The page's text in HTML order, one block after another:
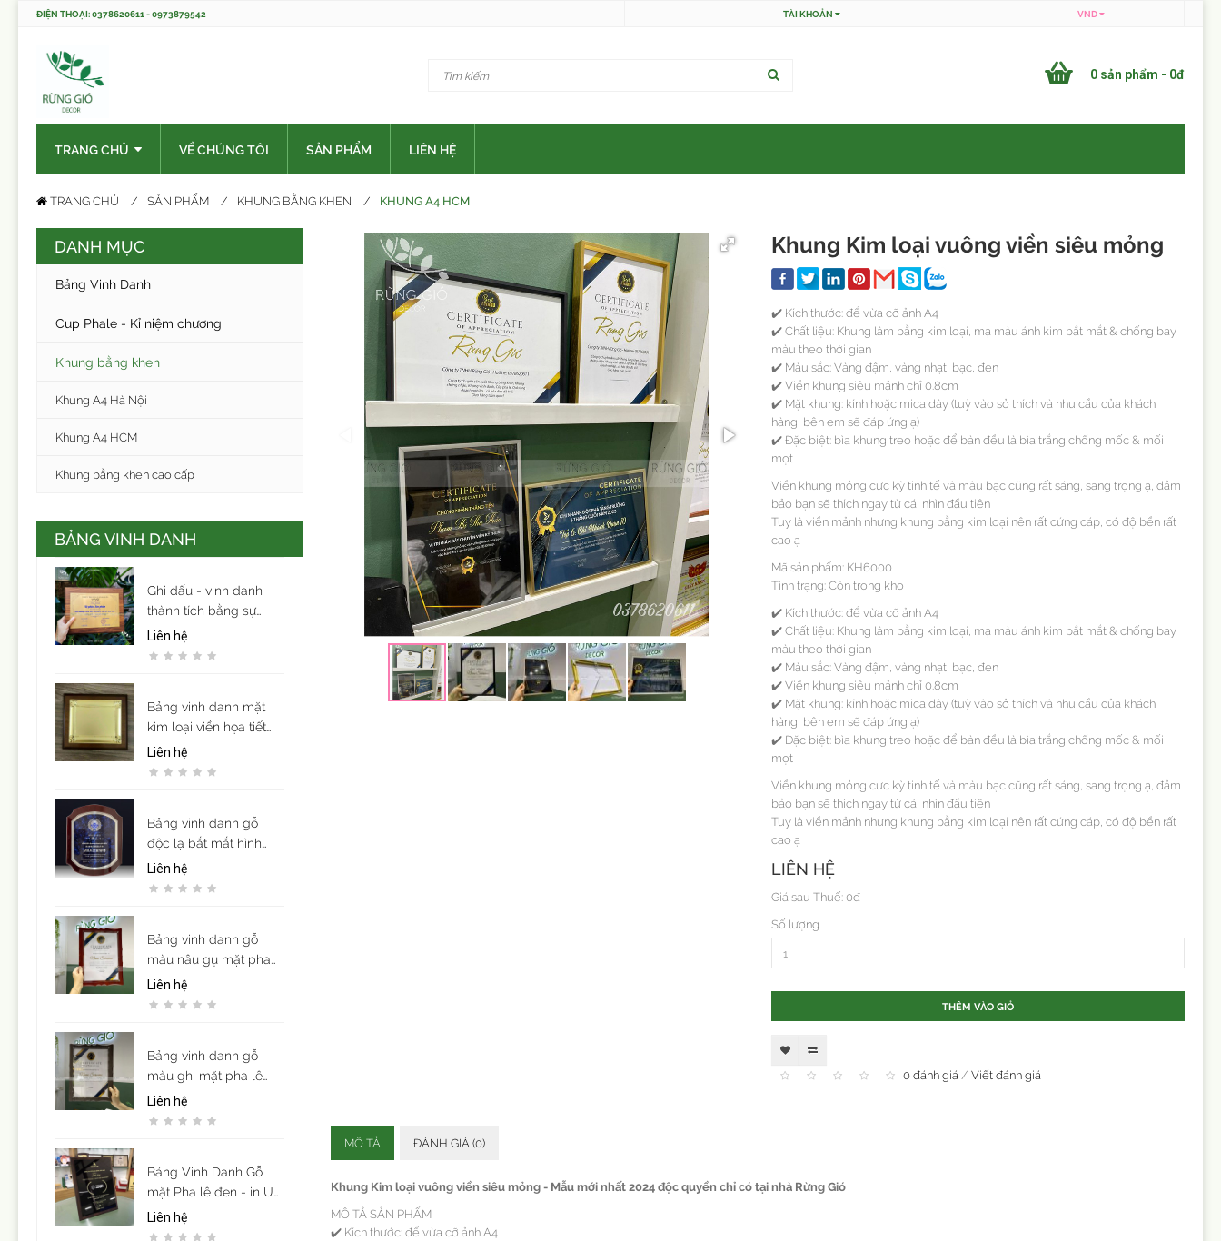
ĐIỆN THOẠI: 0378620611 - 0973879542 TÀI KHOẢN VND
0 sản phẩm - 0đ
TRANG CHỦ VỀ CHÚNG TÔI SẢN PHẨM LIÊN HỆ
TRANG CHỦ SẢN PHẨM KHUNG BẰNG KHEN KHUNG A4 HCM
DANH MỤC
Bảng Vinh Danh
Cup Phale - Kỉ niệm chương
Khung bằng khen
Khung A4 Hà Nội
Khung A4 HCM
Khung bằng khen cao cấp
BẢNG VINH DANH
Ghi dấu - vinh danh
thành tích bằng sự
trang trọng và tinh tế.
Liên hệ
Bảng vinh danh mặt
kim loại viền họa tiết
mẫu 9
Liên hệ
Bảng vinh danh gỗ
độc lạ bắt mắt hình
khiên
Liên hệ
Bảng vinh danh gỗ
màu nâu gụ mặt pha
lê acrylic sang trọng (
để vừa giấy khen cỡ
Liên hệ
Bảng vinh danh gỗ
màu ghi mặt pha lê
acrylic sang trọng ( để
vừa giấy khen cỡ A4)
Liên hệ
Bảng Vinh Danh Gỗ
mặt Pha lê đen - in UV
nội dung theo yêu cầu
Liên hệ
Khung Kim loại vuông viền siêu mỏng
✔️ Kích thước: để vừa cỡ ảnh A4
✔️ Chất liệu: Khung làm bằng kim loại, mạ màu ánh kim bắt mắt & chống bay
màu theo thời gian
✔️ Màu sắc: Vàng đậm, vàng nhạt, bạc, đen
✔️ Viền khung siêu mảnh chỉ 0.8cm
✔️ Mặt khung: kính hoặc mica dày (tuỳ vào sở thích và nhu cầu của khách
hàng, bên em sẽ đáp ứng ạ)
✔️ Đặc biệt: bìa khung treo hoặc để bàn đều là bìa trắng chống mốc & mối
mọt
Viền khung mỏng cực kỳ tinh tế và màu bạc cũng rất sáng, sang trọng ạ, đảm
bảo bạn sẽ thích ngay từ cái nhìn đầu tiên
Tuy là viền mảnh nhưng khung bằng kim loại nên rất cứng cáp, có độ bền rất
cao ạ
Mã sản phẩm: KH6000
Tình trạng: Còn trong kho
✔️ Kích thước: để vừa cỡ ảnh A4
✔️ Chất liệu: Khung làm bằng kim loại, mạ màu ánh kim bắt mắt & chống bay
màu theo thời gian
✔️ Màu sắc: Vàng đậm, vàng nhạt, bạc, đen
✔️ Viền khung siêu mảnh chỉ 0.8cm
✔️ Mặt khung: kính hoặc mica dày (tuỳ vào sở thích và nhu cầu của khách
hàng, bên em sẽ đáp ứng ạ)
✔️ Đặc biệt: bìa khung treo hoặc để bàn đều là bìa trắng chống mốc & mối
mọt
Viền khung mỏng cực kỳ tinh tế và màu bạc cũng rất sáng, sang trọng ạ, đảm
bảo bạn sẽ thích ngay từ cái nhìn đầu tiên
Tuy là viền mảnh nhưng khung bằng kim loại nên rất cứng cáp, có độ bền rất
cao ạ
LIÊN HỆ
Giá sau Thuế: 0đ
Số lượng
THÊM VÀO GIỎ
0 đánh giá/ Viết đánh giá
MÔ TẢ ĐÁNH GIÁ (0)
Khung Kim loại vuông viền siêu mỏng - Mẫu mới nhất 2024 độc quyền chỉ có tại nhà Rừng Gió
MÔ TẢ SẢN PHẨM
✔️ Kích thước: để vừa cỡ ảnh A4